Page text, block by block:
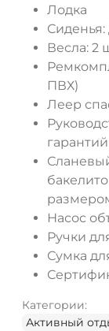
Лодка
Сиденья
Весла: 2
ПВХ)
Леер
Насос
Ручки
Сумка
Категории:
Активный